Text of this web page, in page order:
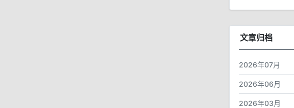
文章归档
2026年07月
2026年06月
2026年03月